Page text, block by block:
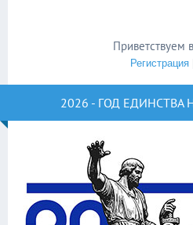
Приветствуем
Регистрация|
2026 - ГОД ЕДИНСТВА